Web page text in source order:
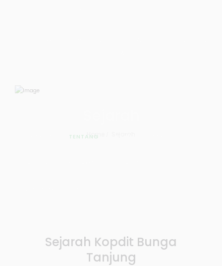
TENTANG
Home
Sejarah Kopdit Bunga
Tanjung